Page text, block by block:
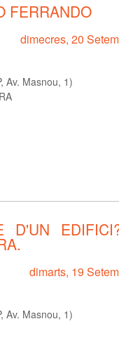
FERRANDO
dimecres, 20
Av. Masnou, 1)
D'UN
dimarts, 19
Av. Masnou, 1)